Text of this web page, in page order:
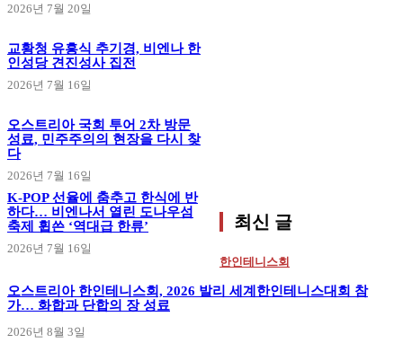
2026년 7월 20일
교황청 유흥식 추기경, 비엔나 한
인성당 견진성사 집전
2026년 7월 16일
오스트리아 국회 투어 2차 방문
성료, 민주주의의 현장을 다시 찾
다
2026년 7월 16일
K-POP 선율에 춤추고 한식에 반
하다… 비엔나서 열린 도나우섬
축제 휩쓴 ‘역대급 한류’
2026년 7월 16일
최신 글
한인테니스회
오스트리아 한인테니스회, 2026 발리 세계한인테니스대회 참
가… 화합과 단합의 장 성료
2026년 8월 3일